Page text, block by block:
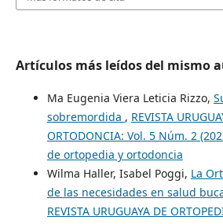
Artículos más leídos del mismo
Ma Eugenia Viera Leticia Rizzo,
sobremordida , REVISTA
ORTODONCIA: Vol. 5 Núm. 2
de ortopedia y ortodoncia
Wilma Haller, Isabel Poggi, La
de las necesidades en salud
REVISTA URUGUAYA DE